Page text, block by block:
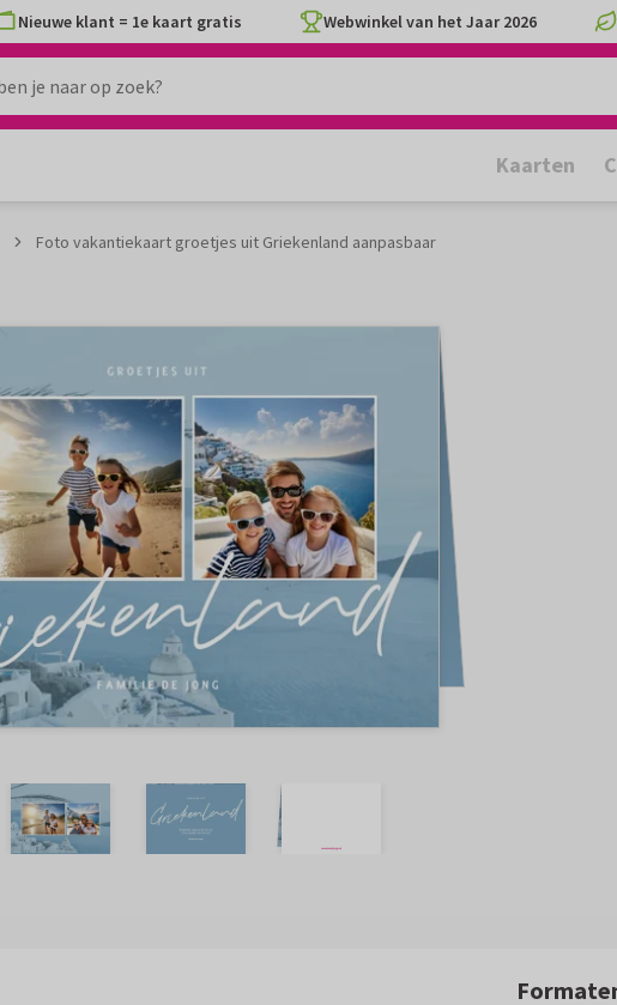
Nieuwe klant = 1e kaart gratis Webwinkel van het Jaar 2026
Kaarten
Foto vakantiekaart groetjes uit Griekenland aanpasbaar